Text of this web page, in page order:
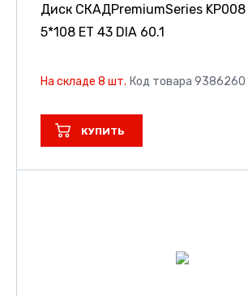
Диск СКАДPremiumSeries KP008
5*108 ET 43 DIA 60.1
На складе 8 шт. Код товара 9386260
КУПИТЬ